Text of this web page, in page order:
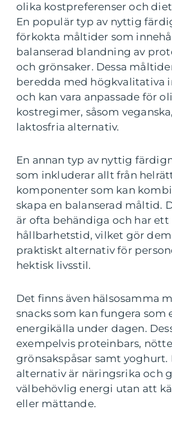
olika kostpreferenser och
En populär typ av nyttig
förkokta måltider som
balanserad blandning av
och grönsaker. Dessa
beredda med högkvalitativa
och kan vara anpassade för
kostregimer, såsom
laktosfria alternativ.
En annan typ av nyttig
som inkluderar allt från
komponenter som kan
skapa en balanserad måltid.
är ofta behändiga och har ett
hållbarhetstid, vilket gör
praktiskt alternativ för
hektisk livsstil.
Det finns även hälsosamma
snacks som kan fungera som
energikälla under dagen.
exempelvis proteinbars,
grönsakspåsar samt yoghurt.
alternativ är näringsrika och
välbehövlig energi utan att
eller mättande.